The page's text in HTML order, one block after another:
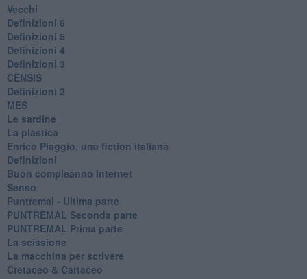
Vecchi
Definizioni 6
Definizioni 5
Definizioni 4
Definizioni 3
CENSIS
​Definizioni 2
MES
Le sardine
La plastica
​Enrico Piaggio, una fiction italiana
Definizioni
​Buon compleanno Internet
Senso
Puntremal - Ultima parte
PUNTREMAL Seconda parte
​PUNTREMAL Prima parte
La scissione
La macchina per scrivere
Cretaceo & Cartaceo